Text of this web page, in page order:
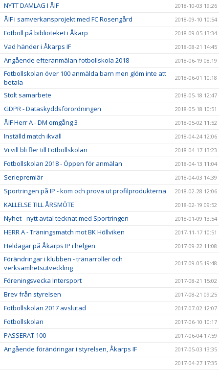
NYTT DAMLAG I ÅIF 2018-10-03 19:26
ÅIF i samverkansprojekt med FC Rosengård 2018-09-10 10:54
Fotboll på biblioteket i Åkarp 2018-09-05 13:34
Vad händer i Åkarps IF 2018-08-21 14:45
Angående efteranmälan fotbollskola 2018 2018-06-19 08:19
Fotbollskolan över 100 anmälda barn men glöm inte att
betala
2018-06-01 10:18
Stolt samarbete 2018-05-18 12:47
GDPR - Dataskyddsförordningen 2018-05-18 10:51
ÅIF Herr A - DM omgång 3 2018-05-02 11:52
Inställd match ikväll 2018-04-24 12:06
Vi vill bli fler till Fotbollskolan 2018-04-17 13:23
Fotbollskolan 2018 - Öppen för anmälan 2018-04-13 11:04
Seriepremiär 2018-04-03 14:39
Sportringen på IP - kom och prova ut profilprodukterna 2018-02-28 12:06
KALLELSE TILL ÅRSMÖTE 2018-02-19 09:52
Nyhet - nytt avtal tecknat med Sportringen 2018-01-09 13:54
HERR A - Träningsmatch mot BK Höllviken 2017-11-17 10:51
Heldagar på Åkarps IP i helgen 2017-09-22 11:08
Förändringar i klubben - tränarroller och
verksamhetsutveckling
2017-09-05 19:48
Föreningsvecka Intersport 2017-08-21 15:02
Brev från styrelsen 2017-08-21 09:25
Fotbollskolan 2017 avslutad 2017-07-02 12:07
Fotbollskolan 2017-06-10 10:17
PASSERAT 100 2017-06-04 17:59
Angående förändringar i styrelsen, Åkarps IF
2017-05-03 13:35
2017-04-27 17:35